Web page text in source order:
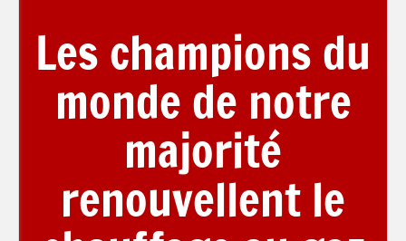
Les champions du
monde de notre
majorité
renouvellent le